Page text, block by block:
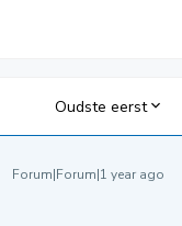
Oudste eerst
Forum|Forum|1 year ago